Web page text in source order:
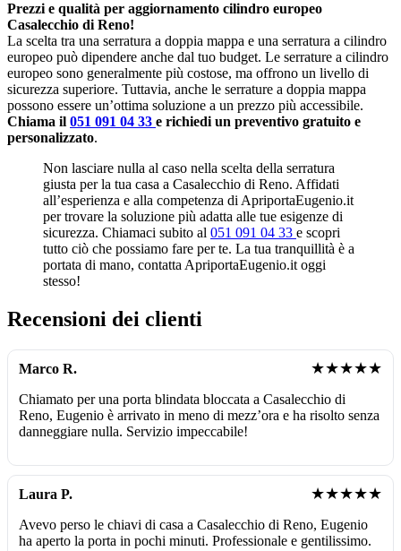
Prezzi e qualità per aggiornamento cilindro europeo
Casalecchio di Reno!
La scelta tra una serratura a doppia mappa e una serratura a cilindro
europeo può dipendere anche dal tuo budget. Le serrature a cilindro
europeo sono generalmente più costose, ma offrono un livello di
sicurezza superiore. Tuttavia, anche le serrature a doppia mappa
possono essere un’ottima soluzione a un prezzo più accessibile.
Chiama il 051 091 04 33 e richiedi un preventivo gratuito e
personalizzato.
Non lasciare nulla al caso nella scelta della serratura
giusta per la tua casa a Casalecchio di Reno. Affidati
all’esperienza e alla competenza di ApriportaEugenio.it
per trovare la soluzione più adatta alle tue esigenze di
sicurezza. Chiamaci subito al 051 091 04 33 e scopri
tutto ciò che possiamo fare per te. La tua tranquillità è a
portata di mano, contatta ApriportaEugenio.it oggi
stesso!
Recensioni dei clienti
Marco R. ★★★★★
Chiamato per una porta blindata bloccata a Casalecchio di
Reno, Eugenio è arrivato in meno di mezz’ora e ha risolto senza
danneggiare nulla. Servizio impeccabile!
Laura P. ★★★★★
Avevo perso le chiavi di casa a Casalecchio di Reno, Eugenio
ha aperto la porta in pochi minuti. Professionale e gentilissimo.